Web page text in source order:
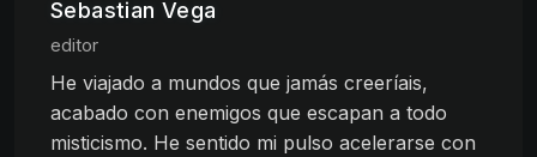
Sebastian Vega
editor
He viajado a mundos que jamás creeríais,
acabado con enemigos que escapan a todo
misticismo. He sentido mi pulso acelerarse con